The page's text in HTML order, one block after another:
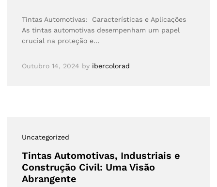
Tintas Automotivas: Características e Aplicações
As tintas automotivas desempenham um papel
crucial na proteção e…
Outubro 14, 2024 by ibercolorad
Uncategorized
Tintas Automotivas, Industriais e
Construção Civil: Uma Visão
Abrangente